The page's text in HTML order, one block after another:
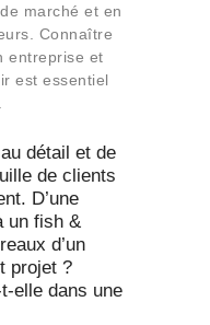
marché et en
Connaître
entreprise et
est essentiel
détail et de
de clients
D’une
un fish &
d’un
projet ?
elle dans une